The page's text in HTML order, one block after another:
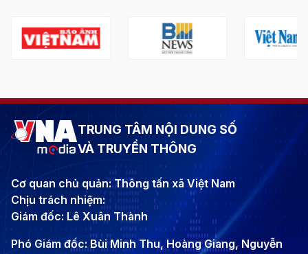
TRUNG TÂM NỘI DUNG SỐ
VÀ TRUYỀN THÔNG
Cơ quan chủ quản: Thông tấn xã Việt Nam
Chịu trách nhiệm:
Giám đốc: Lê Xuân Thành
Phó Giám đốc: Bùi Minh Thu, Hoàng Giang, Nguyễn